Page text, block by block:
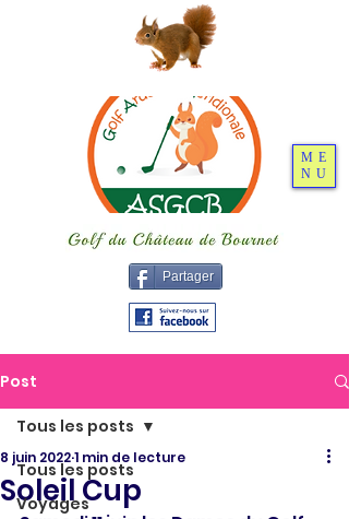
Partager
ME
NU
Post
Tous les posts
Voyages
Tous les posts
Soleil Cup
8 juin 20221 min de lecture